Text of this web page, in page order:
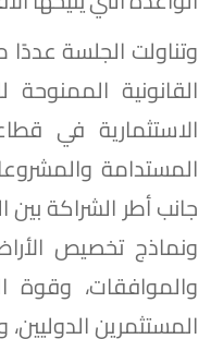
وتناولت الجلسة عددًا
القانونية الممنوحة
الاستثمارية في
المستدامة
ونماذج تخصيص
والموافقات، وقوة
المستثمرين